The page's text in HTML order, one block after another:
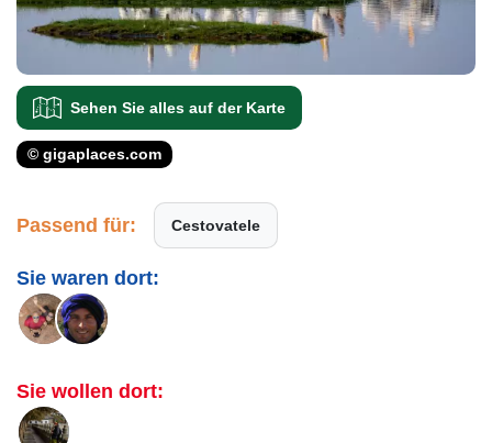
Sehen Sie alles auf der Karte
© gigaplaces.com
Passend für: Cestovatele
Sie waren dort:
Sie wollen dort: